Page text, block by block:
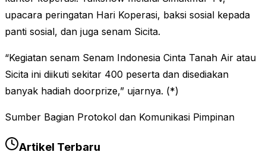
upacara peringatan Hari Koperasi, baksi sosial kepada
panti sosial, dan juga senam Sicita.
“Kegiatan senam Senam Indonesia Cinta Tanah Air atau
Sicita ini diikuti sekitar 400 peserta dan disediakan
banyak hadiah doorprize,” ujarnya. (*)
Sumber Bagian Protokol dan Komunikasi Pimpinan
Artikel Terbaru